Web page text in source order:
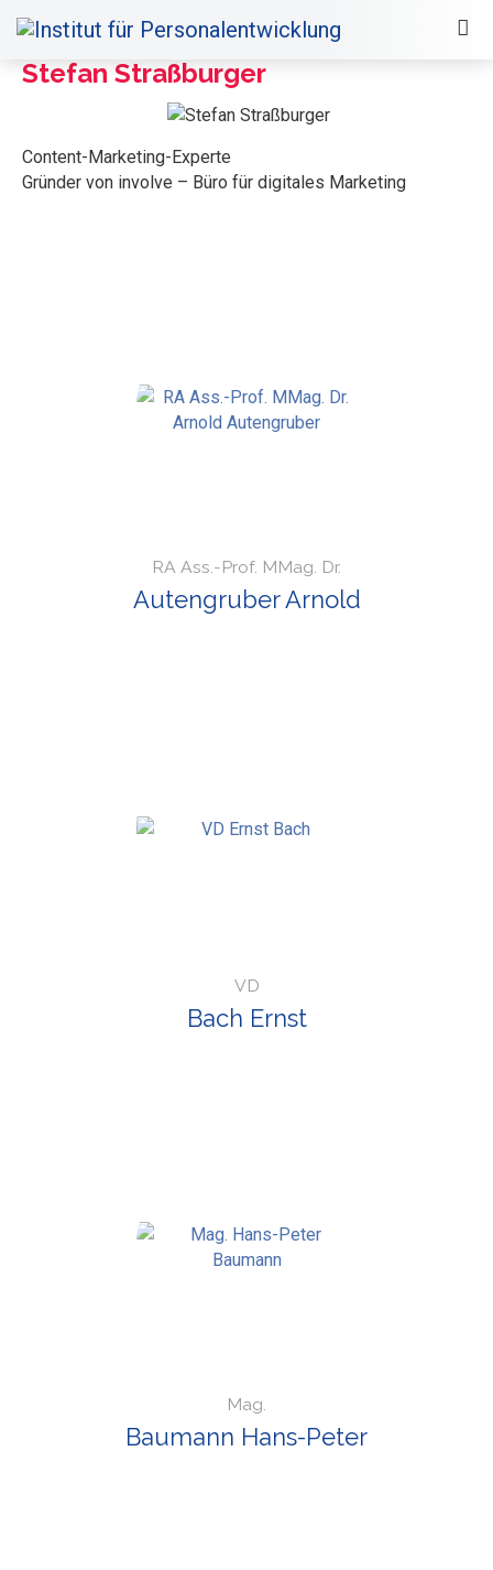
Stefan Straßburger
Content-Marketing-Experte
Gründer von involve – Büro für digitales Marketing
RA Ass.-Prof. MMag. Dr.
Autengruber Arnold
VD
Bach Ernst
Mag.
Baumann Hans-Peter